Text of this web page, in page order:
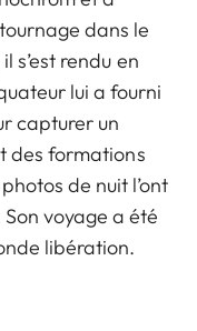
dans le
s’est rendu en
lui a fourni
capturer un
des formations
de nuit l’ont
voyage a été
libération.